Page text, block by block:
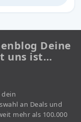
Deine
uns ist…
an Deals und
mehr als 100.000